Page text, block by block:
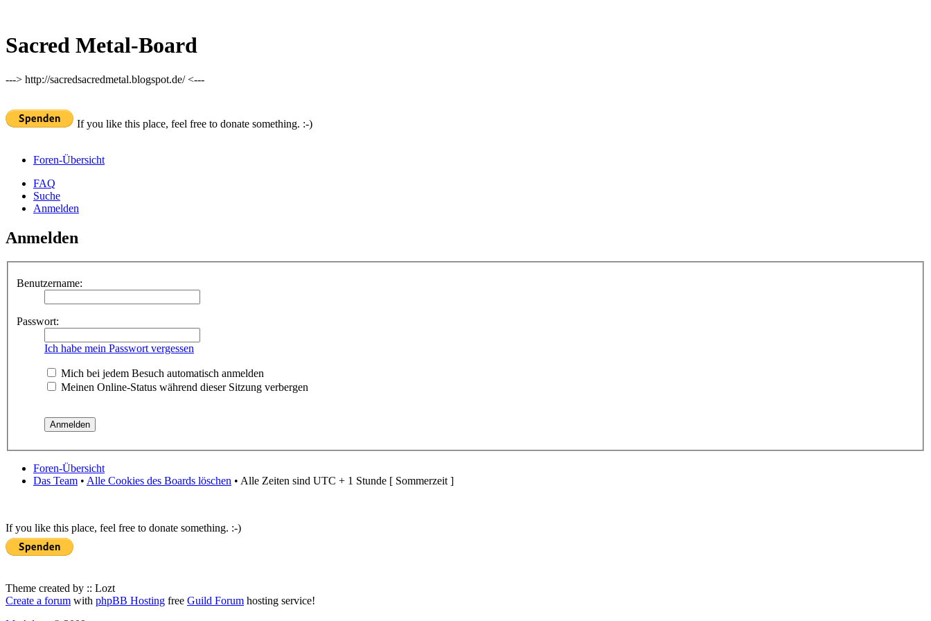
Sacred Metal-Board
---> http://sacredsacredmetal.blogspot.de/ <---
If you like this place, feel free to donate something. :-)
Foren-Übersicht
FAQ
Suche
Anmelden
Anmelden
Benutzername:
Passwort:
Ich habe mein Passwort vergessen
Mich bei jedem Besuch automatisch anmelden
Meinen Online-Status während dieser Sitzung verbergen
Foren-Übersicht
Das Team • Alle Cookies des Boards löschen • Alle Zeiten sind UTC + 1 Stunde [ Sommerzeit ]
If you like this place, feel free to donate something. :-)
Theme created by :: Lozt
Create a forum with phpBB Hosting free Guild Forum hosting service!